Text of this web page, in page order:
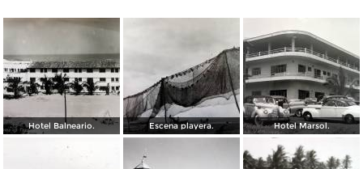
Hotel Balneario. Escena playera. Hotel Marsol.